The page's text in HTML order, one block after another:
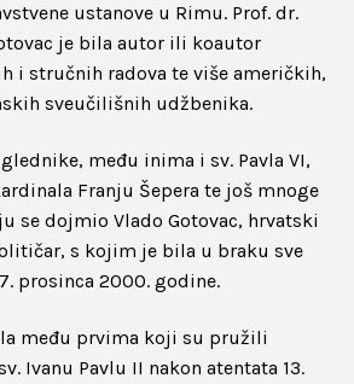
ustanove u Rimu. Prof. dr.
je bila autor ili koautor
i stručnih radova te više američkih,
sveučilišnih udžbenika.
među inima i sv. Pavla VI,
Franju Šepera te još mnoge
se dojmio Vlado Gotovac, hrvatski
s kojim je bila u braku sve
prosinca 2000. godine.
među prvima koji su pružili
Ivanu Pavlu II nakon atentata 13.